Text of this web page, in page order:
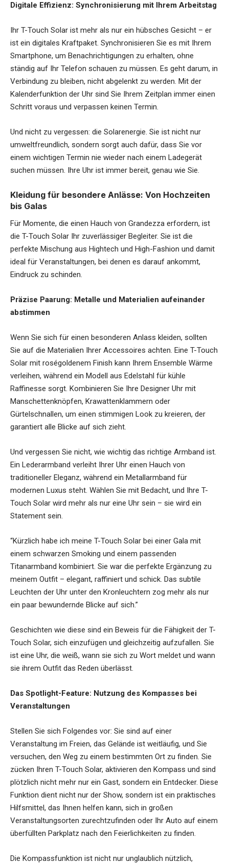
Digitale Effizienz: Synchronisierung mit Ihrem Arbeitstag
Ihr T-Touch Solar ist mehr als nur ein hübsches Gesicht – er
ist ein digitales Kraftpaket. Synchronisieren Sie es mit Ihrem
Smartphone, um Benachrichtigungen zu erhalten, ohne
ständig auf Ihr Telefon schauen zu müssen. Es geht darum, in
Verbindung zu bleiben, nicht abgelenkt zu werden. Mit der
Kalenderfunktion der Uhr sind Sie Ihrem Zeitplan immer einen
Schritt voraus und verpassen keinen Termin.
Und nicht zu vergessen: die Solarenergie. Sie ist nicht nur
umweltfreundlich, sondern sorgt auch dafür, dass Sie vor
einem wichtigen Termin nie wieder nach einem Ladegerät
suchen müssen. Ihre Uhr ist immer bereit, genau wie Sie.
Kleidung für besondere Anlässe: Von Hochzeiten
bis Galas
Für Momente, die einen Hauch von Grandezza erfordern, ist
die T-Touch Solar Ihr zuverlässiger Begleiter. Sie ist die
perfekte Mischung aus Hightech und High-Fashion und damit
ideal für Veranstaltungen, bei denen es darauf ankommt,
Eindruck zu schinden.
Präzise Paarung: Metalle und Materialien aufeinander
abstimmen
Wenn Sie sich für einen besonderen Anlass kleiden, sollten
Sie auf die Materialien Ihrer Accessoires achten. Eine T-Touch
Solar mit roségoldenem Finish kann Ihrem Ensemble Wärme
verleihen, während ein Modell aus Edelstahl für kühle
Raffinesse sorgt. Kombinieren Sie Ihre Designer Uhr mit
Manschettenknöpfen, Krawattenklammern oder
Gürtelschnallen, um einen stimmigen Look zu kreieren, der
garantiert alle Blicke auf sich zieht.
Und vergessen Sie nicht, wie wichtig das richtige Armband ist.
Ein Lederarmband verleiht Ihrer Uhr einen Hauch von
traditioneller Eleganz, während ein Metallarmband für
modernen Luxus steht. Wählen Sie mit Bedacht, und Ihre T-
Touch Solar wird mehr als nur eine Uhr sein – sie wird ein
Statement sein.
“Kürzlich habe ich meine T-Touch Solar bei einer Gala mit
einem schwarzen Smoking und einem passenden
Titanarmband kombiniert. Sie war die perfekte Ergänzung zu
meinem Outfit – elegant, raffiniert und schick. Das subtile
Leuchten der Uhr unter den Kronleuchtern zog mehr als nur
ein paar bewundernde Blicke auf sich.”
Geschichten wie diese sind ein Beweis für die Fähigkeit der T-
Touch Solar, sich einzufügen und gleichzeitig aufzufallen. Sie
ist eine Uhr, die weiß, wann sie sich zu Wort meldet und wann
sie ihrem Outfit das Reden überlässt.
Das Spotlight-Feature: Nutzung des Kompasses bei
Veranstaltungen
Stellen Sie sich Folgendes vor: Sie sind auf einer
Veranstaltung im Freien, das Gelände ist weitläufig, und Sie
versuchen, den Weg zu einem bestimmten Ort zu finden. Sie
zücken Ihren T-Touch Solar, aktivieren den Kompass und sind
plötzlich nicht mehr nur ein Gast, sondern ein Entdecker. Diese
Funktion dient nicht nur der Show, sondern ist ein praktisches
Hilfsmittel, das Ihnen helfen kann, sich in großen
Veranstaltungsorten zurechtzufinden oder Ihr Auto auf einem
überfüllten Parkplatz nach den Feierlichkeiten zu finden.
Die Kompassfunktion ist nicht nur unglaublich nützlich,